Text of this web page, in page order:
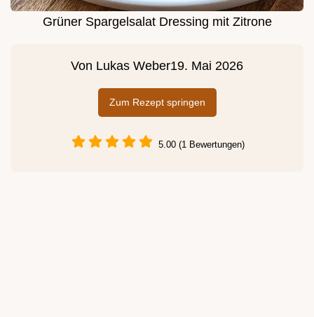
Grüner Spargelsalat Dressing mit Zitrone
Von Lukas Weber19. Mai 2026
Zum Rezept springen
5.00 (1 Bewertungen)